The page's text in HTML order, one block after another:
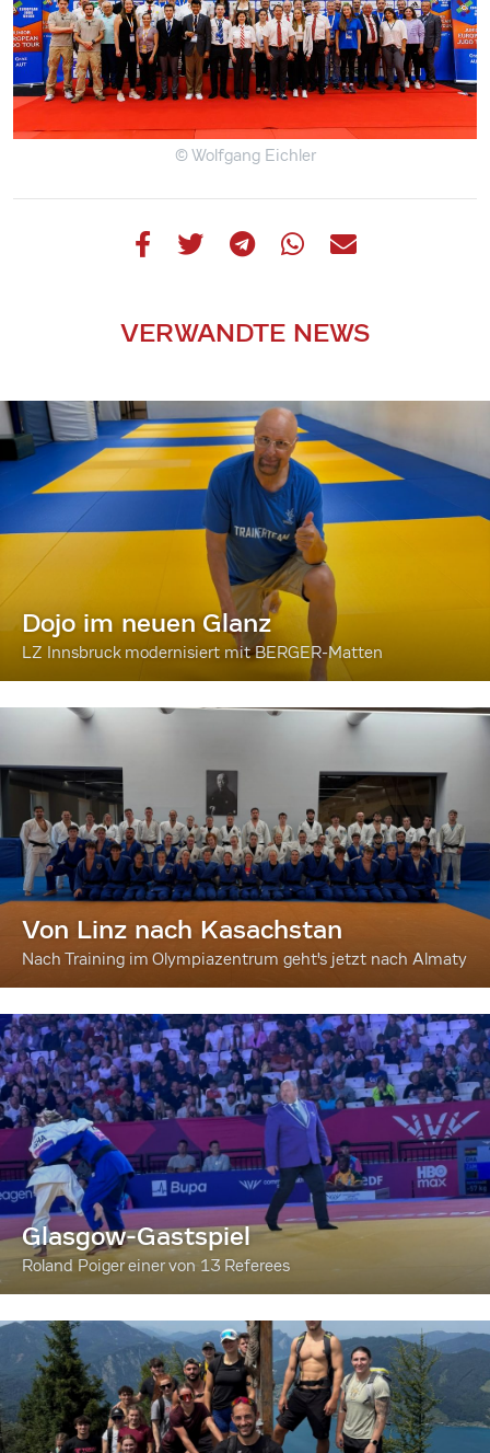
© Wolfgang Eichler
VERWANDTE NEWS
Dojo im neuen Glanz
LZ Innsbruck modernisiert mit BERGER-Matten
Von Linz nach Kasachstan
Nach Training im Olympiazentrum geht's jetzt nach Almaty
Glasgow-Gastspiel
Roland Poiger einer von 13 Referees